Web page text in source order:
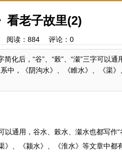
看老子故里(2)
读： 884评论： 0
化后，“谷”、“榖”、“瀔”三字可以通
中，《阴沟水》、《睢水》、《渠》
通用，谷水、榖水、瀔水也都写作“
、《颍水》、《淮水》等文章中都